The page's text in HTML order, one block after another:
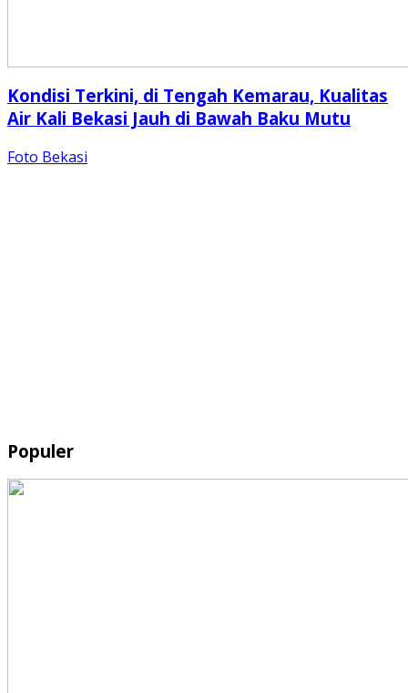
Kondisi Terkini, di Tengah Kemarau, Kualitas
Air Kali Bekasi Jauh di Bawah Baku Mutu
Foto Bekasi
Populer